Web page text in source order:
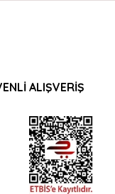
ALIŞVERİŞ